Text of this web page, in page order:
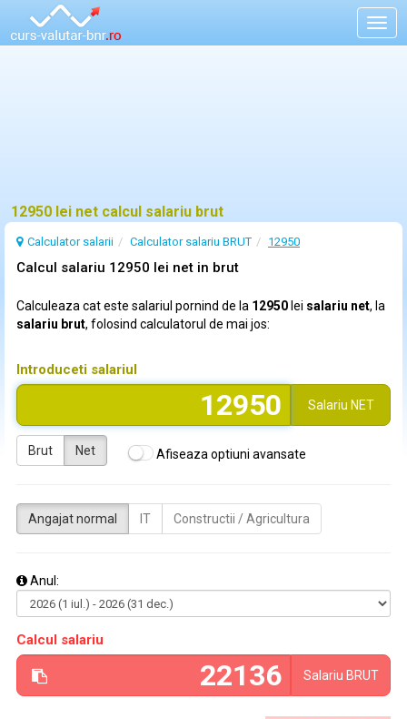
12950 lei net calcul salariu brut
Calculator salarii Calculator salariu BRUT 12950
Calcul salariu 12950 lei net in brut
Calculeaza cat este salariul pornind de la 12950 lei salariu net, la
salariu brut, folosind calculatorul de mai jos:
Introduceti salariul
Salariu NET
Brut Net Afiseaza optiuni avansate
Angajat normal IT Constructii / Agricultura
Anul:
Calcul salariu
Salariu BRUT